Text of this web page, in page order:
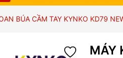
BÚA CẦM TAY KYNKO KD79
MÁY